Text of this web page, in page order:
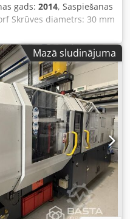
gads: 2014, Saspiešanas
Skrūves diametrs: 30 mm
V: 320 mm Attālums starp
Horizontāls
Mazā sludinājuma